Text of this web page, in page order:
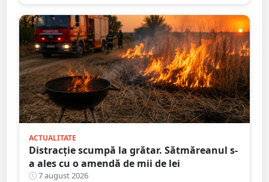
ACTUALITATE
Distracție scumpă la grătar. Sătmăreanul s-
a ales cu o amendă de mii de lei
7 august 2026